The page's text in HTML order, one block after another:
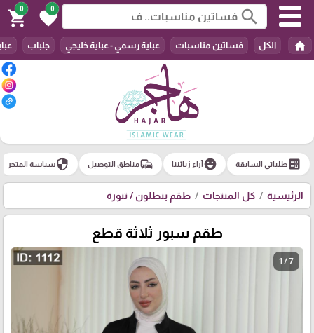
search
0
favorite
0
shopping_cart
home الكل فساتين مناسبات عباية رسمي - عباية خليجي جلباب
ballotطلباتي السابقة emoji_emotionsآراء زبائننا commuteمناطق التوصيل securityسياسة المتجر
الرئيسية كل المنتجات طقم بنطلون / تنورة
طقم سبور ثلاثة قطع
1 / 7